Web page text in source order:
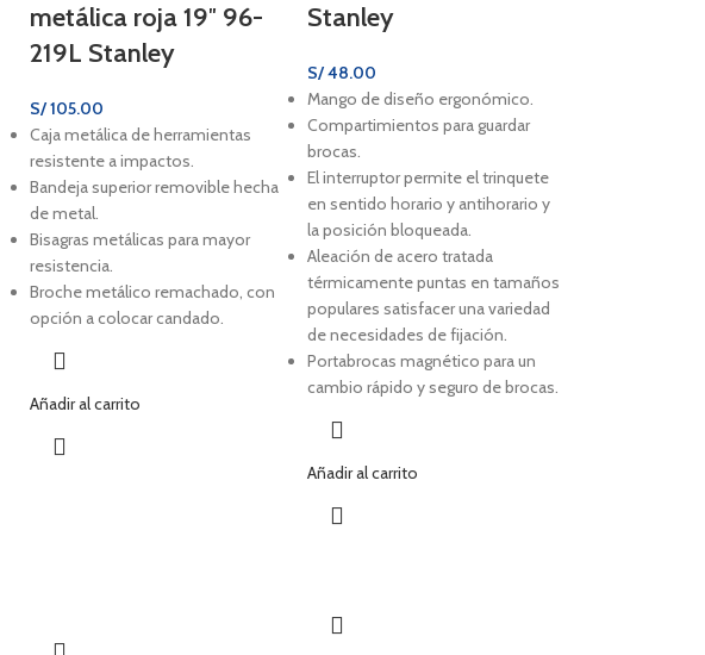
metálica roja 19″ 96-
219L Stanley
S/105.00
Caja metálica de herramientas
resistente a impactos.
Bandeja superior removible hecha
de metal.
Bisagras metálicas para mayor
resistencia.
Broche metálico remachado, con
opción a colocar candado.
Añadir al carrito
Stanley
S/48.00
Mango de diseño ergonómico.
Compartimientos para guardar
brocas.
El interruptor permite el trinquete
en sentido horario y antihorario y
la posición bloqueada.
Aleación de acero tratada
térmicamente puntas en tamaños
populares satisfacer una variedad
de necesidades de fijación.
Portabrocas magnético para un
cambio rápido y seguro de brocas.
Añadir al carrito